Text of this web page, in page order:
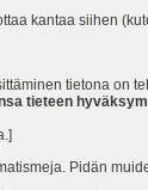
kantaa siihen
tietona on
tieteen
Pidän